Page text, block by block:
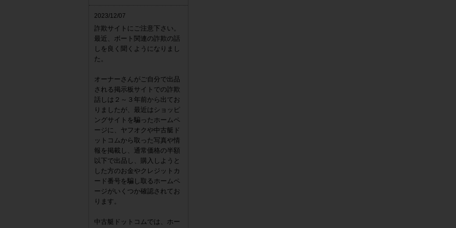
2023/12/07
詐欺サイトにご注意下さい。
最近、ボート関連の詐欺の話
しを良く聞くようになりまし
た。
オーナーさんがご自分で出品
される掲示板サイトでの詐欺
話しは２～３年前から出てお
りましたが、最近はショッピ
ングサイトを騙ったホームペ
ージに、ヤフオクや中古艇ド
ットコムから取った写真や情
報を掲載し、通常価格の半額
以下で出品し、購入しようと
した方のお金やクレジットカ
ード番号を騙し取るホームペ
ージがいくつか確認されてお
ります。
中古艇ドットコムでは、ホー